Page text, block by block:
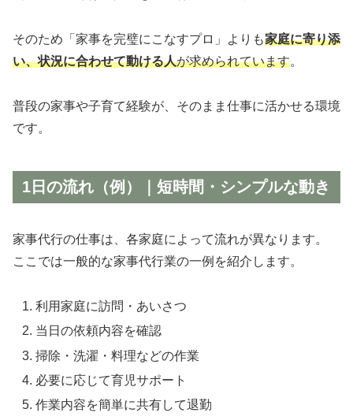
そのため「家事を完璧にこなすプロ」よりも家庭に寄り添
い、状況に合わせて動ける人が求められています。
普段の家事や子育て経験が、そのまま仕事に活かせる環境
です。
1日の流れ（例）｜短時間・シンプルな動き
家事代行の仕事は、各家庭によって流れが異なります。
ここでは一般的な家事代行業の一例を紹介します。
利用家庭に訪問・あいさつ
当日の依頼内容を確認
掃除・洗濯・料理などの作業
必要に応じて育児サポート
作業内容を簡単に共有して退勤